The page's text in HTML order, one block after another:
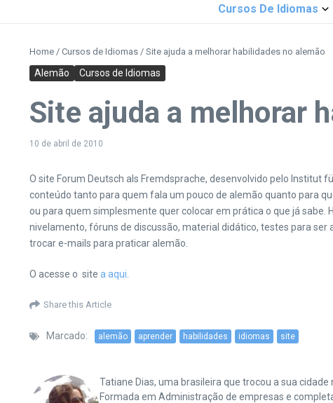
Cursos De Idiomas
Home / Cursos de Idiomas / Site ajuda a melhorar habilidades no alemão
Alemão Cursos de Idiomas
Site ajuda a melhorar
10 de abril de 2010
O site Forum Deutsch als Fremdsprache, desenvolvido pelo
conteúdo tanto para quem fala um pouco de alemão quanto para
ou para quem simplesmente quer colocar em prática o que já
nivelamento, fóruns de discussão, material didático, testes para
trocar e-mails para praticar alemão.
O acesse o site a aqui
Share this Article
Marcado: alemão aprender habilidades idiomas site
Tatiane Dias, uma brasileira que trocou a sua
Formada em Administração de empresas e